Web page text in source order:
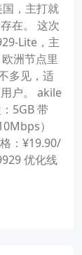
，主打就
在。 这次
Lite，主
洲节点里
多见，适
户。 akile
5GB 带
）
：¥19.90/
优化线